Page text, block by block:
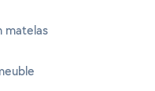
matelas